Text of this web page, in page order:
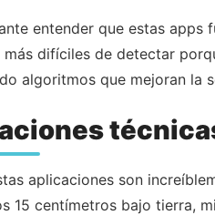
entender que estas
difíciles de detectar
algoritmos que mejoran la
aplicaciones son
15 centímetros bajo tierra,